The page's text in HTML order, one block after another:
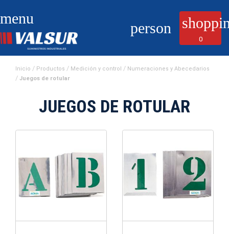
menu
person
0
Inicio Productos Medición y control
Numeraciones y Abecedarios
Juegos de rotular
JUEGOS DE ROTULAR